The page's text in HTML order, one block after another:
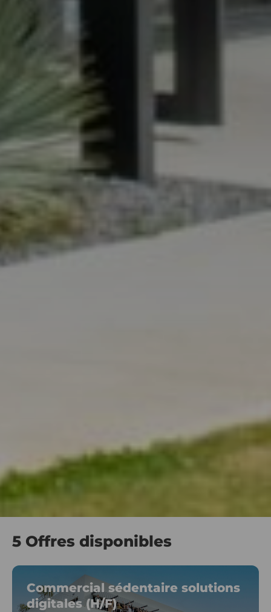
5 Offres disponibles
Commercial sédentaire solutions
digitales (H/F)